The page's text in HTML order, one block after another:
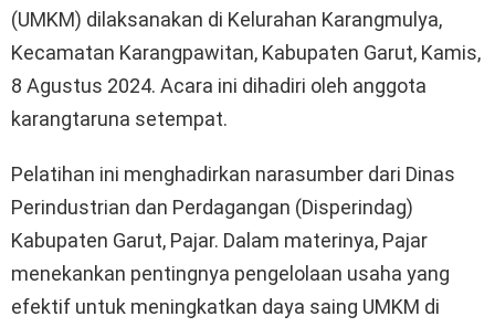
(UMKM) dilaksanakan di Kelurahan Karangmulya,
Kecamatan Karangpawitan, Kabupaten Garut, Kamis,
8 Agustus 2024. Acara ini dihadiri oleh anggota
karangtaruna setempat.
Pelatihan ini menghadirkan narasumber dari Dinas
Perindustrian dan Perdagangan (Disperindag)
Kabupaten Garut, Pajar. Dalam materinya, Pajar
menekankan pentingnya pengelolaan usaha yang
efektif untuk meningkatkan daya saing UMKM di